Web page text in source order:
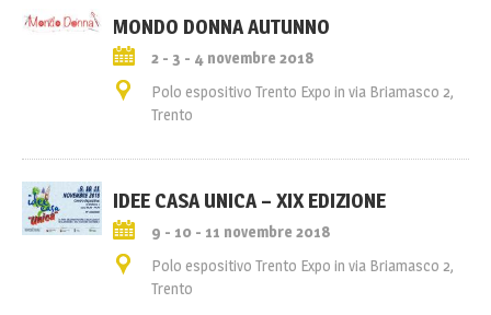
MONDO DONNA AUTUNNO
2 - 3 - 4 novembre 2018
Polo espositivo Trento Expo in via Briamasco 2,
Trento
IDEE CASA UNICA – XIX EDIZIONE
9 - 10 - 11 novembre 2018
Polo espositivo Trento Expo in via Briamasco 2,
Trento